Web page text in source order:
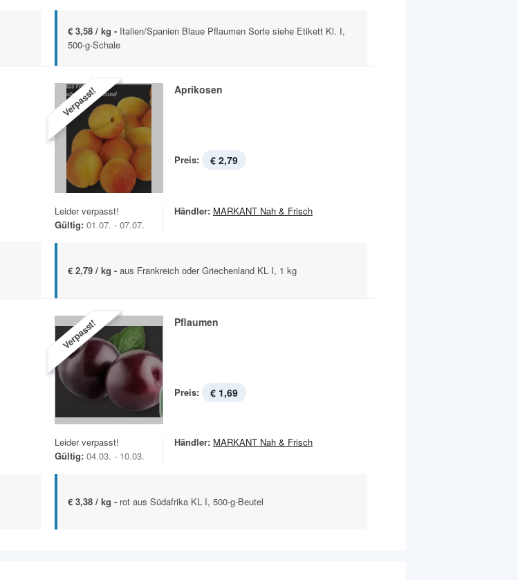
€ 3,58 / kg - Italien/Spanien Blaue Pflaumen Sorte siehe Etikett Kl. I,
500-g-Schale
Verpasst! Aprikosen
Preis: € 2,79
Leider verpasst!
Gültig: 01.07. - 07.07.
Händler: MARKANT Nah & Frisch
€ 2,79 / kg - aus Frankreich oder Griechenland KL I, 1 kg
Verpasst! Pflaumen
Preis: € 1,69
Leider verpasst!
Gültig: 04.03. - 10.03.
Händler: MARKANT Nah & Frisch
€ 3,38 / kg - rot aus Südafrika KL I, 500-g-Beutel